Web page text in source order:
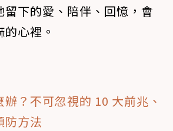
留下的愛、陪伴、回憶，會
心裡。
？不可忽視的 10 大前兆、
防方法